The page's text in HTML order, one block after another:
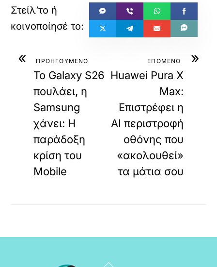
« ΠΡΟΗΓΟΥΜΕΝΟ
Το Galaxy S26
πουλάει, η
Samsung
χάνει: Η
παράδοξη
κρίση του
Mobile
»
ΕΠΟΜΕΝΟ
Huawei Pura X
Max:
Επιστρέφει η
AI περιστροφή
οθόνης που
«ακολουθεί»
τα μάτια σου
Back